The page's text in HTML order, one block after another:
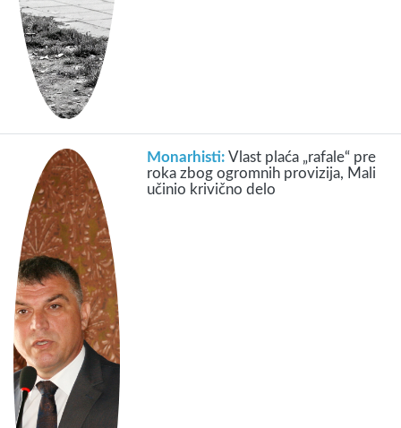
Monarhisti:Vlast plaća „rafale“ pre
roka zbog ogromnih provizija, Mali
učinio krivično delo